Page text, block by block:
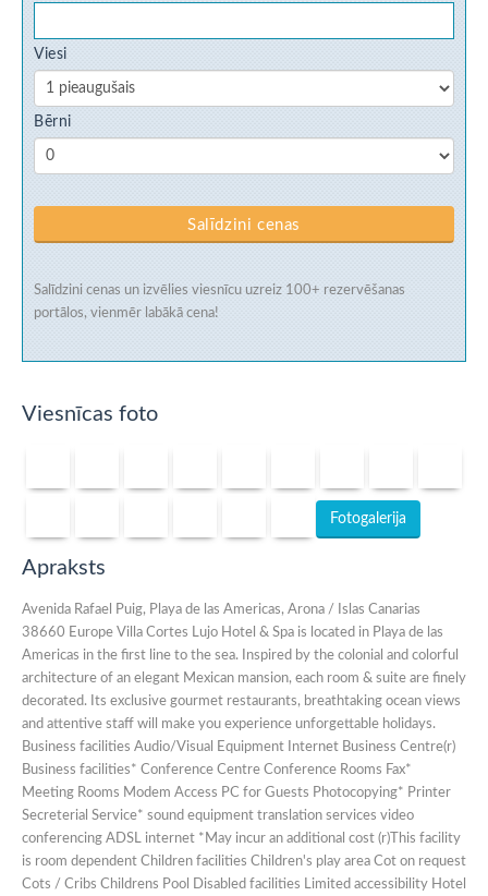
Viesi
Bērni
Salīdzini cenas
Salīdzini cenas un izvēlies viesnīcu uzreiz 100+ rezervēšanas
portālos, vienmēr labākā cena!
Viesnīcas foto
Fotogalerija
Apraksts
Avenida Rafael Puig, Playa de las Americas, Arona / Islas Canarias
38660 Europe Villa Cortes Lujo Hotel & Spa is located in Playa de las
Americas in the first line to the sea. Inspired by the colonial and colorful
architecture of an elegant Mexican mansion, each room & suite are finely
decorated. Its exclusive gourmet restaurants, breathtaking ocean views
and attentive staff will make you experience unforgettable holidays.
Business facilities Audio/Visual Equipment Internet Business Centre(r)
Business facilities* Conference Centre Conference Rooms Fax*
Meeting Rooms Modem Access PC for Guests Photocopying* Printer
Secreterial Service* sound equipment translation services video
conferencing ADSL internet *May incur an additional cost (r)This facility
is room dependent Children facilities Children's play area Cot on request
Cots / Cribs Childrens Pool Disabled facilities Limited accessibility Hotel